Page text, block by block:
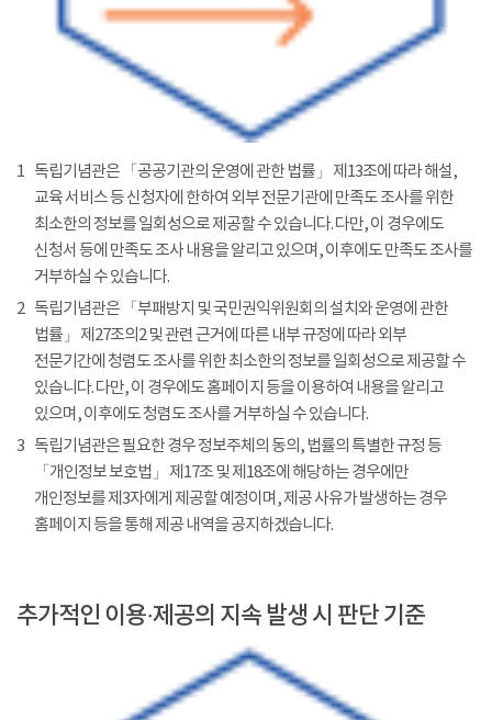
1 독립기념관은 「공공기관의 운영에 관한 법률」 제13조에 따라 해설,
교육 서비스 등 신청자에 한하여 외부 전문기관에 만족도 조사를 위한
최소한의 정보를 일회성으로 제공할 수 있습니다. 다만, 이 경우에도
신청서 등에 만족도 조사 내용을 알리고 있으며, 이후에도 만족도 조사를
거부하실 수 있습니다.
2 독립기념관은 「부패방지 및 국민권익위원회의 설치와 운영에 관한
법률」 제27조의2 및 관련 근거에 따른 내부 규정에 따라 외부
전문기간에 청렴도 조사를 위한 최소한의 정보를 일회성으로 제공할 수
있습니다. 다만, 이 경우에도 홈페이지 등을 이용하여 내용을 알리고
있으며, 이후에도 청렴도 조사를 거부하실 수 있습니다.
3 독립기념관은 필요한 경우 정보주체의 동의, 법률의 특별한 규정 등
「개인정보 보호법」 제17조 및 제18조에 해당하는 경우에만
개인정보를 제3자에게 제공할 예정이며, 제공 사유가 발생하는 경우
홈페이지 등을 통해 제공 내역을 공지하겠습니다.
추가적인 이용·제공의 지속 발생 시 판단 기준